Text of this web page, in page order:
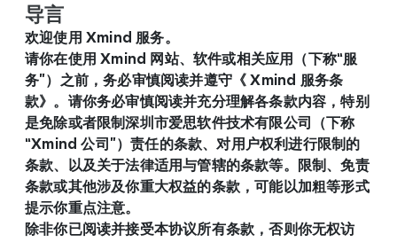
导言
欢迎使用 Xmind 服务。
请你在使用 Xmind 网站、软件或相关应用（下称“服
务”）之前，务必审慎阅读并遵守《 Xmind 服务条
款》。请你务必审慎阅读并充分理解各条款内容，特别
是免除或者限制深圳市爱思软件技术有限公司（下称
“Xmind 公司”）责任的条款、对用户权利进行限制的
条款、以及关于法律适用与管辖的条款等。限制、免责
条款或其他涉及你重大权益的条款，可能以加粗等形式
提示你重点注意。
除非你已阅读并接受本协议所有条款，否则你无权访